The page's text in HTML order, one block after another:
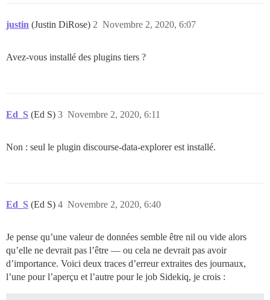
justin (Justin DiRose) Novembre 2, 2020, 6:07
2
Avez-vous installé des plugins tiers ?
Ed_S (Ed S) Novembre 2, 2020, 6:11
3
Non : seul le plugin discourse-data-explorer est installé.
Ed_S (Ed S) Novembre 2, 2020, 6:40
4
Je pense qu’une valeur de données semble être nil ou vide alors
qu’elle ne devrait pas l’être — ou cela ne devrait pas avoir
d’importance. Voici deux traces d’erreur extraites des journaux,
l’une pour l’aperçu et l’autre pour le job Sidekiq, je crois :